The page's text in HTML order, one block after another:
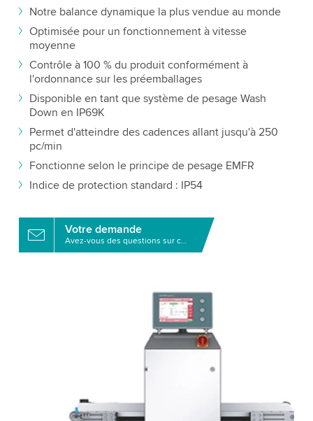
Notre balance dynamique la plus vendue au monde
Optimisée pour un fonctionnement à vitesse
moyenne
Contrôle à 100 % du produit conformément à
l'ordonnance sur les préemballages
Disponible en tant que système de pesage Wash
Down en IP69K
Permet d'atteindre des cadences allant jusqu'à 250
pc/min
Fonctionne selon le principe de pesage EMFR
Indice de protection standard : IP54
Votre demande
Avez-vous des questions sur ce produit?